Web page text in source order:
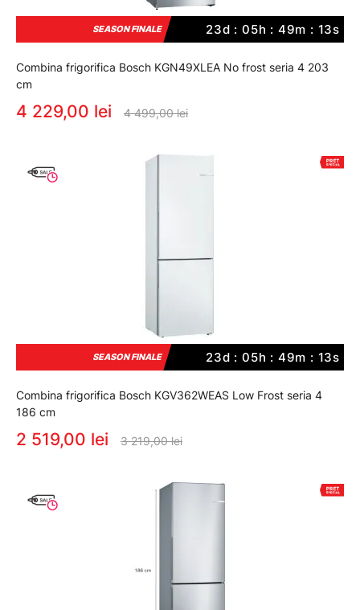
SEASON FINALE 23d : 05h : 49m : 12s
Combina frigorifica Bosch KGN49XLEA No frost seria 4 203
cm
4 229,00 lei 4 499,00 lei
SEASON FINALE 23d : 05h : 49m : 12s
Combina frigorifica Bosch KGV362WEAS Low Frost seria 4
186 cm
2 519,00 lei 3 219,00 lei